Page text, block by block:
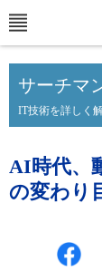
サーチマ
IT技術を詳しく
AI時代、
の変わり